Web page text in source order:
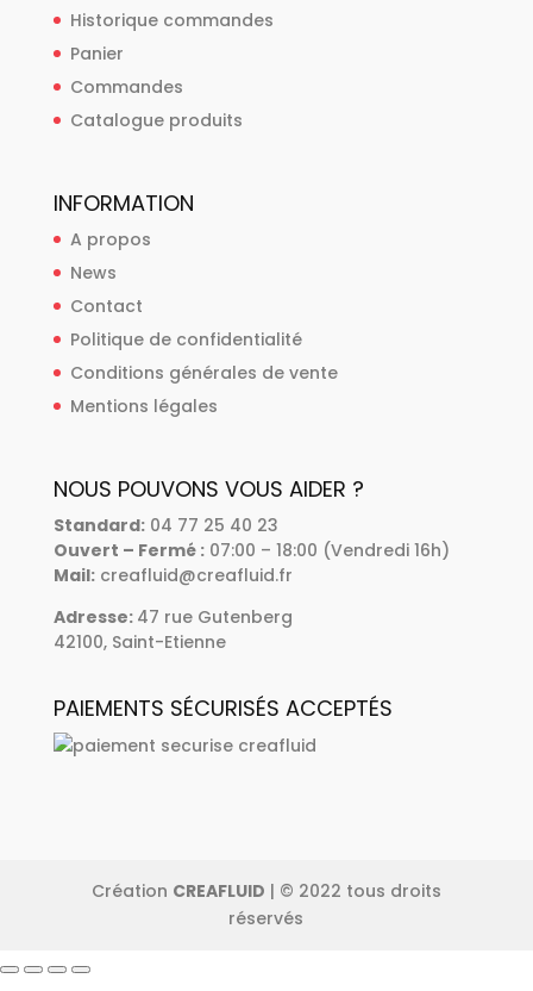
Historique commandes
Panier
Commandes
Catalogue produits
INFORMATION
A propos
News
Contact
Politique de confidentialité
Conditions générales de vente
Mentions légales
NOUS POUVONS VOUS AIDER ?
Standard:04 77 25 40 23
Ouvert – Fermé :07:00 – 18:00 (Vendredi 16h)
Mail:creafluid@creafluid.fr
Adresse: 47 rue Gutenberg
42100, Saint-Etienne
PAIEMENTS SÉCURISÉS ACCEPTÉS
Création CREAFLUID | © 2022 tous droits
réservés